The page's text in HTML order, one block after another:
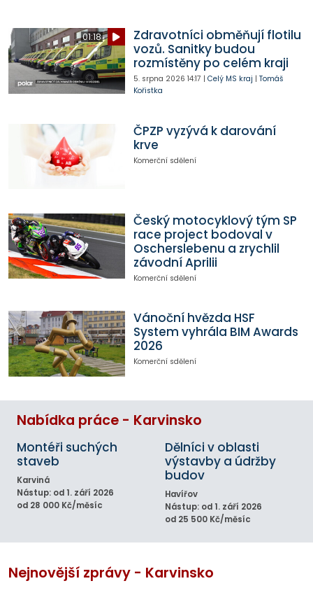
01:18
Zdravotníci obměňují flotilu
vozů. Sanitky budou
rozmístěny po celém kraji
5. srpna 2026 14:17 | Celý MS kraj | Tomáš
Kořistka
ČPZP vyzývá k darování
krve
Komerční sdělení
Český motocyklový tým SP
race project bodoval v
Oscherslebenu a zrychlil
závodní Aprilii
Komerční sdělení
Vánoční hvězda HSF
System vyhrála BIM Awards
2026
Komerční sdělení
Nabídka práce - Karvinsko
Montéři suchých
staveb
Karviná
Nástup: od 1. září 2026
od 28 000 Kč/měsíc
Dělníci v oblasti
výstavby a údržby
budov
Havířov
Nástup: od 1. září 2026
od 25 500 Kč/měsíc
Nejnovější zprávy - Karvinsko